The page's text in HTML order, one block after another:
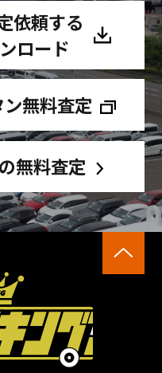
依頼する
ロード
無料査定
無料査定